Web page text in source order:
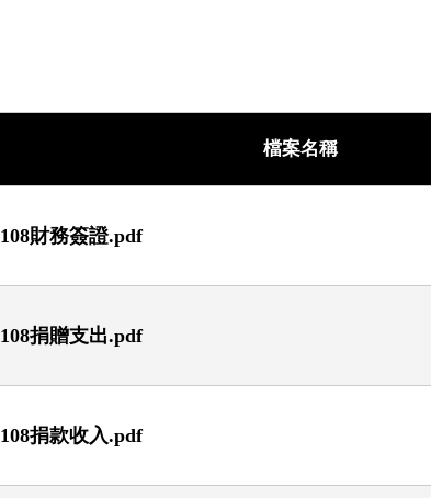
檔案名稱
108財務簽證.pdf
108捐贈支出.pdf
108捐款收入.pdf